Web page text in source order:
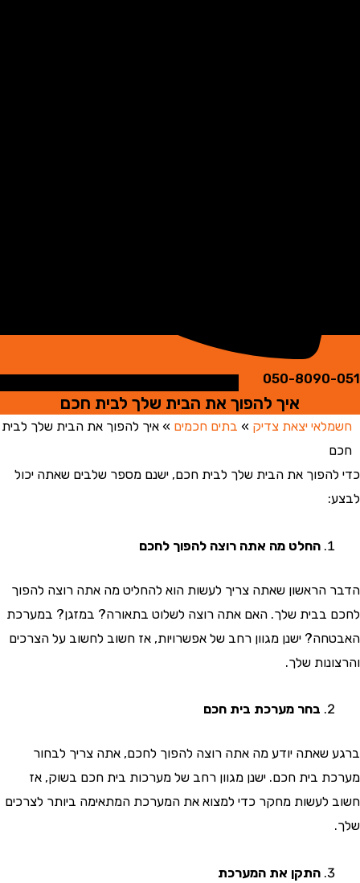
050-
איך להפוך את הבית שלך לבית חכם
יצאת צדיק »בתים חכמים»איך להפוך את הבית שלך לבית
את הבית שלך לבית חכם, ישנם מספר שלבים שאתה יכול
החלט מה אתה רוצה להפוך לחכם
שאתה צריך לעשות הוא להחליט מה אתה רוצה להפוך
בבית שלך. האם אתה רוצה לשלוט בתאורה? במזגן? במערכת
ישנן מגוון רחב של אפשרויות, אז חשוב לחשוב על הצרכים
שלך.
בחר מערכת בית חכם
יודע מה אתה רוצה להפוך לחכם, אתה צריך לבחור
בית חכם. ישנן מגוון רחב של מערכות בית חכם בשוק, אז
מחקר כדי למצוא את המערכת המתאימה ביותר לצרכים
התקן את המערכת